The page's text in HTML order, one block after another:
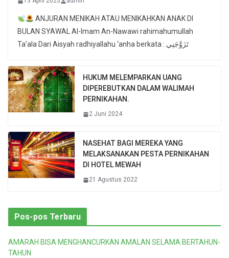
ANJURAN MENIKAH ATAU MENIKAHKAN ANAK DI
BULAN SYAWAL Al-Imam An-Nawawi rahimahumullah
Ta’ala Dari Aisyah radhiyallahu ‘anha berkata : تَزَوَّجَنِي
HUKUM MELEMPARKAN UANG
DIPEREBUTKAN DALAM WALIMAH
PERNIKAHAN.
2 Juni 2024
NASEHAT BAGI MEREKA YANG
MELAKSANAKAN PESTA PERNIKAHAN
DI HOTEL MEWAH
21 Agustus 2022
Pos-pos Terbaru
AMARAH BISA MENGHANCURKAN AMALAN SELAMA BERTAHUN-
TAHUN